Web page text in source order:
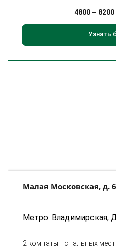
4800– 8200
Узнать
Малая Московская, д. 6
Метро: Владимирская,
2 комнаты спальных мест